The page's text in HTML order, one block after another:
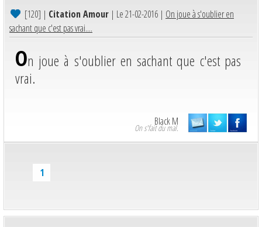
[120] | Citation Amour | Le 21-02-2016 | On joue à s'oublier en
sachant que c'est pas vrai....
On joue à s'oublier en sachant que c'est pas
vrai.
Black M
On s'fait du mal.
1